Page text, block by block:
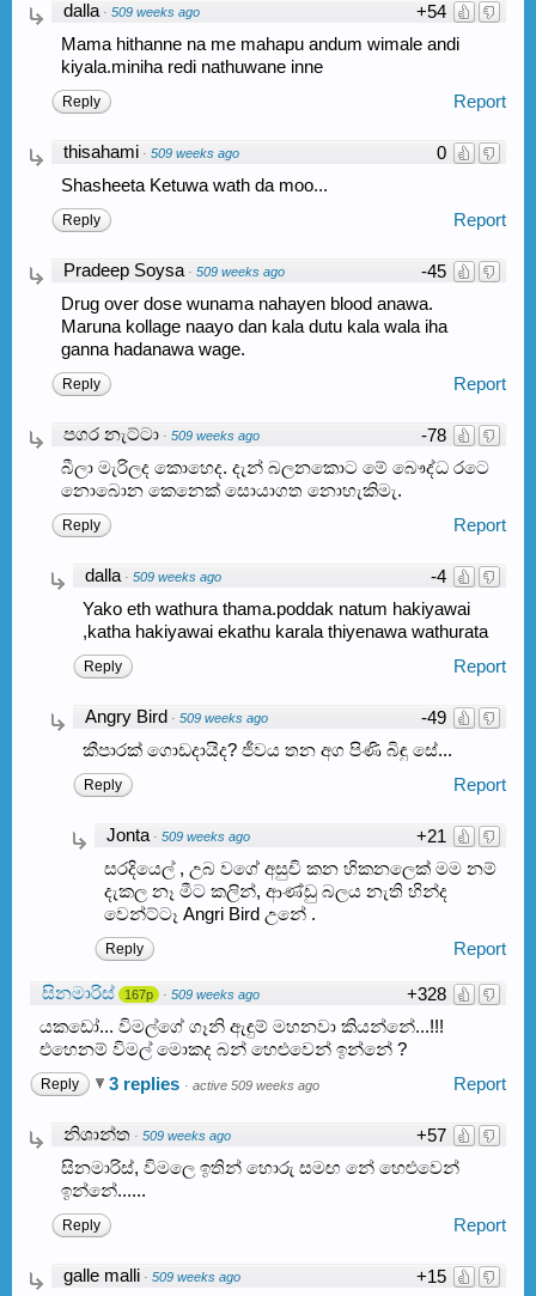
+54
dalla · 509 weeks ago
Mama hithanne na me mahapu andum wimale andi
kiyala.miniha redi nathuwane inne
Report
Reply
0
thisahami · 509 weeks ago
Shasheeta Ketuwa wath da moo...
Report
Reply
-45
Pradeep Soysa · 509 weeks ago
Drug over dose wunama nahayen blood anawa.
Maruna kollage naayo dan kala dutu kala wala iha
ganna hadanawa wage.
Report
Reply
-78
පගර නැට්ටා · 509 weeks ago
බීලා මැරිලද කොහෙද. දැන් බලනකොට මේ බෞද්ධ රටෙ
නොබොන කෙනෙක් සොයාගත නොහැකිමැ.
Report
Reply
-4
dalla · 509 weeks ago
Yako eth wathura thama.poddak natum hakiyawai
,katha hakiyawai ekathu karala thiyenawa wathurata
Report
Reply
-49
Angry Bird · 509 weeks ago
කීපාරක් ගොඩදායිද? ජීවය තන අග පිණි බිඳු සේ...
Report
Reply
+21
Jonta · 509 weeks ago
සරදියෙල් , උබ වගේ අසුචි කන හිකනලෙක් මම නම්
දැකල නෑ මීට කලින්, ආණ්ඩු බලය නැති හින්ද
වෙන්ට්ටෑ Angri Bird උනේ .
Report
Reply
+328
සිනමාරිස් 167p · 509 weeks ago
යකඩෝ... විමල්ගේ ගෑනි ඇඳුම් මහනවා කියන්නේ...!!!
එහෙනම් විමල් මොකද බන් හෙළුවෙන් ඉන්නේ ?
Report
Reply 3 replies · active 509 weeks ago
+57
නිශාන්ත · 509 weeks ago
සිනමාරිස්, විමලෙ ඉතින් හොරු සමඟ නේ හෙළුවෙන්
ඉන්නේ......
Report
Reply
+15
galle malli · 509 weeks ago